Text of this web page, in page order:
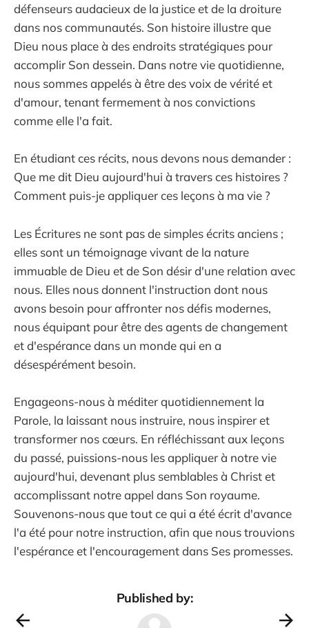
défenseurs audacieux de la justice et de la droiture
dans nos communautés. Son histoire illustre que
Dieu nous place à des endroits stratégiques pour
accomplir Son dessein. Dans notre vie quotidienne,
nous sommes appelés à être des voix de vérité et
d'amour, tenant fermement à nos convictions
comme elle l'a fait.
En étudiant ces récits, nous devons nous demander :
Que me dit Dieu aujourd'hui à travers ces histoires ?
Comment puis-je appliquer ces leçons à ma vie ?
Les Écritures ne sont pas de simples écrits anciens ;
elles sont un témoignage vivant de la nature
immuable de Dieu et de Son désir d'une relation avec
nous. Elles nous donnent l'instruction dont nous
avons besoin pour affronter nos défis modernes,
nous équipant pour être des agents de changement
et d'espérance dans un monde qui en a
désespérément besoin.
Engageons-nous à méditer quotidiennement la
Parole, la laissant nous instruire, nous inspirer et
transformer nos cœurs. En réfléchissant aux leçons
du passé, puissions-nous les appliquer à notre vie
aujourd'hui, devenant plus semblables à Christ et
accomplissant notre appel dans Son royaume.
Souvenons-nous que tout ce qui a été écrit d'avance
l'a été pour notre instruction, afin que nous trouvions
l'espérance et l'encouragement dans Ses promesses.
Published by: